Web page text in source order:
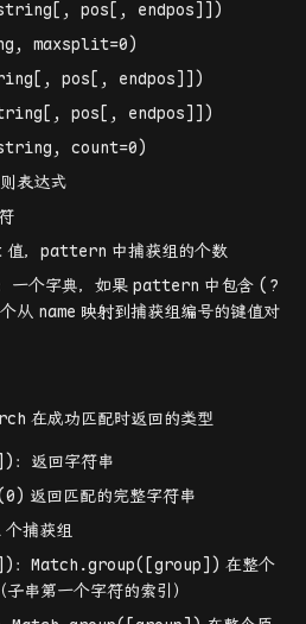
pos[, endpos]])
maxsplit=0)
pos[, endpos]])
pos[, endpos]])
count=0)
表达式
值，pattern 中捕获组的个数
个字典，如果 pattern 中包含 (?
从 name 映射到捕获组编号的键值对
在成功匹配时返回的类型
返回字符串
返回匹配的完整字符串
个捕获组
：Match.group([group]) 在整个
串第一个字符的索引）